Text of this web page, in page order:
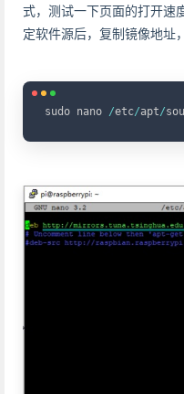
式，测试一下页面的打开速
定软件源后，复制镜像地址
sudo nano /etc/apt/